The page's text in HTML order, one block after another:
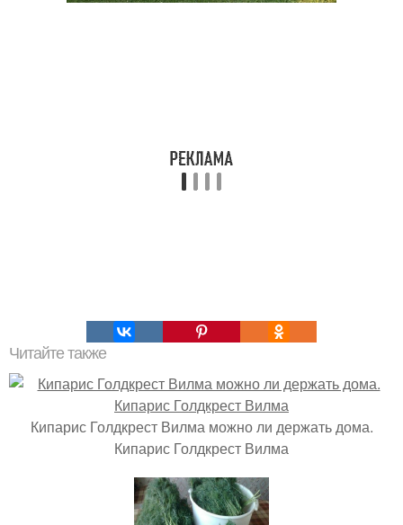
Читайте также
Кипарис Голдкрест Вилма можно ли держать дома.
Кипарис Голдкрест Вилма